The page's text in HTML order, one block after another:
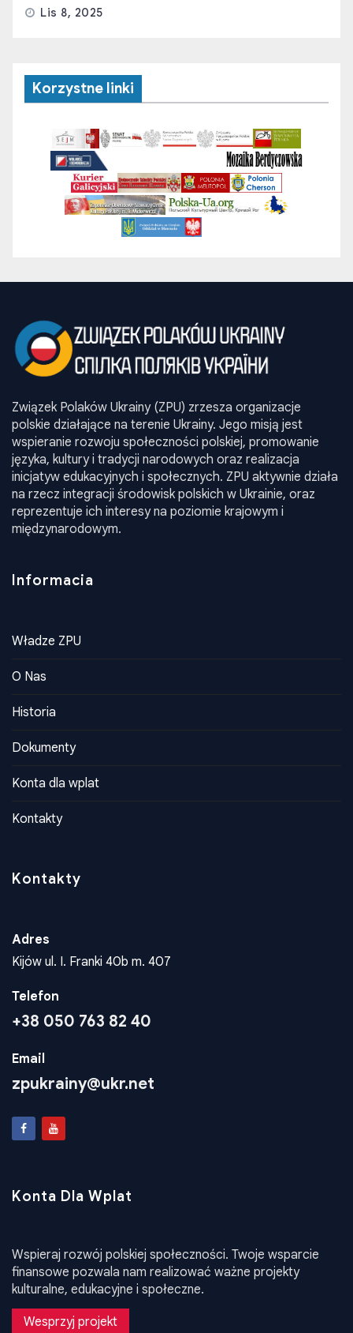
Lis 8, 2025
Korzystne linki
Związek Polaków Ukrainy (ZPU) zrzesza organizacje
polskie działające na terenie Ukrainy. Jego misją jest
wspieranie rozwoju społeczności polskiej, promowanie
języka, kultury i tradycji narodowych oraz realizacja
inicjatyw edukacyjnych i społecznych. ZPU aktywnie działa
na rzecz integracji środowisk polskich w Ukrainie, oraz
reprezentuje ich interesy na poziomie krajowym i
międzynarodowym.
Informacia
Władze ZPU
O Nas
Historia
Dokumenty
Konta dla wplat
Kontakty
Kontakty
Adres
Kijów ul. I. Franki 40b m. 407
Telefon
+38 050 763 82 40
Email
zpukrainy@ukr.net
Konta Dla Wplat
Wspieraj rozwój polskiej społeczności. Twoje wsparcie
finansowe pozwala nam realizować ważne projekty
kulturalne, edukacyjne i społeczne.
Wesprzyj projekt